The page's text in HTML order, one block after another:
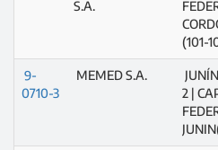
S.A.
(101-
9-
0710-3
MEMED S.A.
2 |